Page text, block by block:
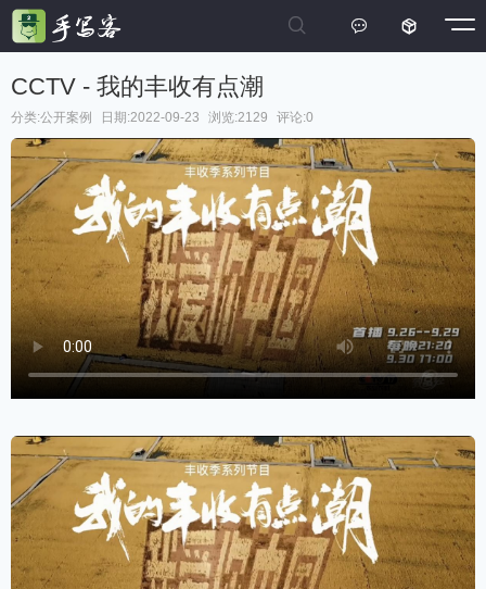
 

CCTV - 我的丰收有点潮
分类:公开案例 日期:2022-09-23 浏览:2129 评论:0